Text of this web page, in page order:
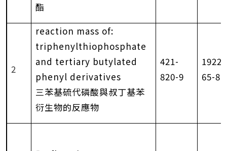
酯
2
reaction mass of:
triphenylthiophosphate
and tertiary butylated
phenyl derivatives
三苯基硫代磷酸與叔丁基苯
衍生物的反應物
421-
820-9
65-8